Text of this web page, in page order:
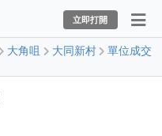
立即打開
大角咀 大同新村
單位成交